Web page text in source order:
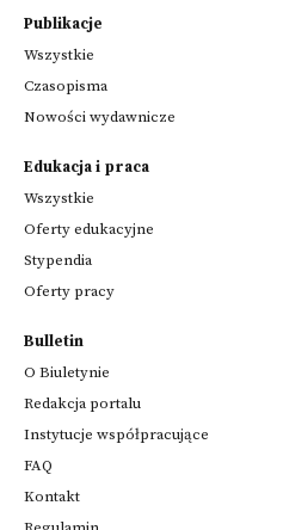
Publikacje
Wszystkie
Czasopisma
Nowości wydawnicze
Edukacja i praca
Wszystkie
Oferty edukacyjne
Stypendia
Oferty pracy
Bulletin
O Biuletynie
Redakcja portalu
Instytucje współpracujące
FAQ
Kontakt